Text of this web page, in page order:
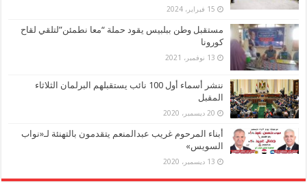
15 فبراير، 2024
مستقبل وطن ببلبيس يقود حملة “معا نطمئن”لتلقي لقاح
كورونا
13 نوفمبر، 2021
ننشر أسماء أول 100 نائب يستقبلهم البرلمان الثلاثاء
المقبل
20 ديسمبر، 2020
أبناء المرحوم غريب عبدالمنعم يتقدمون بالتهنئة لـ«نواب
السويس»
13 ديسمبر، 2020